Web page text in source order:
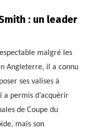
: un leader
malgré les
Angleterre, il a connu
ses valises à
a permis d’acquérir
de Coupe du
mais son